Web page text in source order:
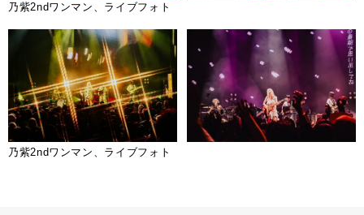
乃紫2ndワンマン、ライブフォト
乃紫2ndワンマン、ライブフォト